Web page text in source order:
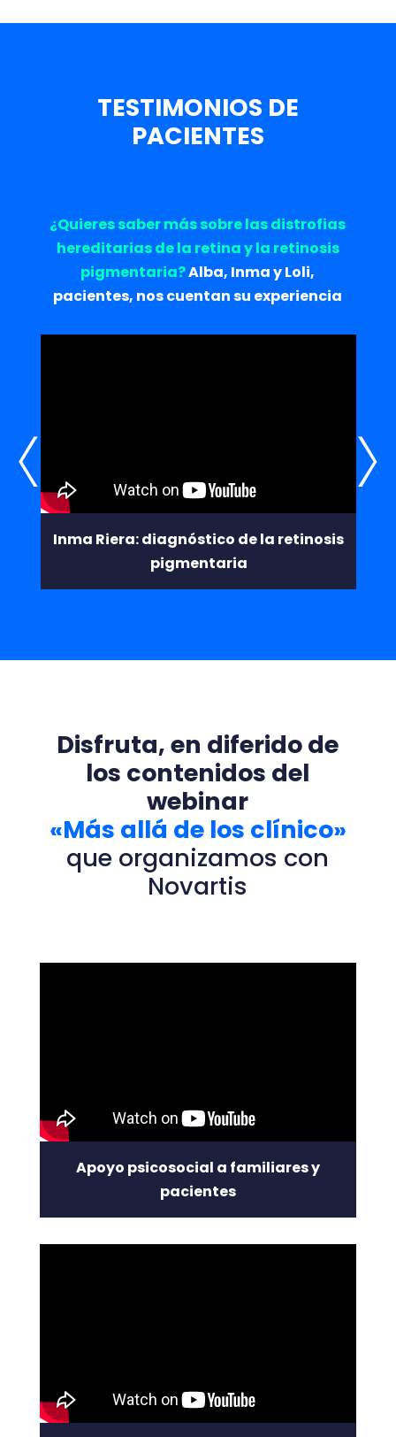
TESTIMONIOS DE
PACIENTES
¿Quieres saber más sobre las distrofias
hereditarias de la retina y la retinosis
pigmentaria?Alba, Inma y Loli,
pacientes, nos cuentan su experiencia
Inma Riera: diagnóstico de la retinosis
pigmentaria
‹ ›
Disfruta, en diferido de
los contenidos del
webinar
«Más allá de los clínico»
que organizamos con
Novartis
Apoyo psicosocial a familiares y
pacientes